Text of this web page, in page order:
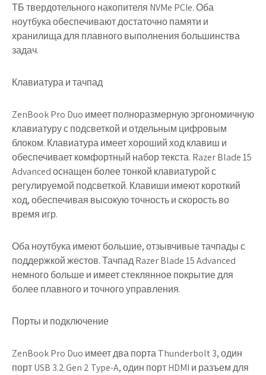
ТБ твердотельного накопителя NVMe PCIe. Оба
ноутбука обеспечивают достаточно памяти и
хранилища для плавного выполнения большинства
задач.
Клавиатура и тачпад
ZenBook Pro Duo имеет полноразмерную эргономичную
клавиатуру с подсветкой и отдельным цифровым
блоком. Клавиатура имеет хороший ход клавиш и
обеспечивает комфортный набор текста. Razer Blade 15
Advanced оснащен более тонкой клавиатурой с
регулируемой подсветкой. Клавиши имеют короткий
ход, обеспечивая высокую точность и скорость во
время игр.
Оба ноутбука имеют большие, отзывчивые тачпады с
поддержкой жестов. Тачпад Razer Blade 15 Advanced
немного больше и имеет стеклянное покрытие для
более плавного и точного управления.
Порты и подключение
ZenBook Pro Duo имеет два порта Thunderbolt 3, один
порт USB 3.2 Gen 2 Type-A, один порт HDMI и разъем для